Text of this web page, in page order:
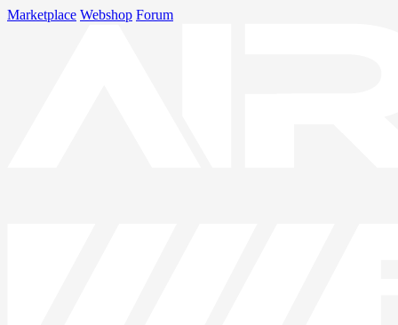
Marketplace Webshop Forum